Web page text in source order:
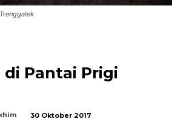
di Pantai Prigi
30 Oktober 2017